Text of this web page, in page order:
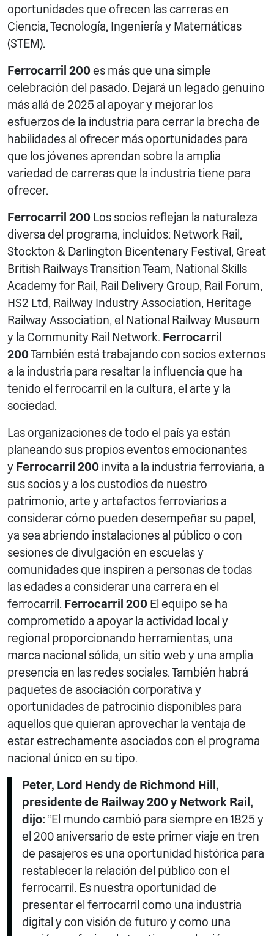
oportunidades que ofrecen las carreras en
Ciencia, Tecnología, Ingeniería y Matemáticas
(STEM).
Ferrocarril 200 es más que una simple
celebración del pasado. Dejará un legado genuino
más allá de 2025 al apoyar y mejorar los
esfuerzos de la industria para cerrar la brecha de
habilidades al ofrecer más oportunidades para
que los jóvenes aprendan sobre la amplia
variedad de carreras que la industria tiene para
ofrecer.
Ferrocarril 200 Los socios reflejan la naturaleza
diversa del programa, incluidos: Network Rail,
Stockton & Darlington Bicentenary Festival, Great
British Railways Transition Team, National Skills
Academy for Rail, Rail Delivery Group, Rail Forum,
HS2 Ltd, Railway Industry Association, Heritage
Railway Association, el National Railway Museum
y la Community Rail Network. Ferrocarril
200También está trabajando con socios externos
a la industria para resaltar la influencia que ha
tenido el ferrocarril en la cultura, el arte y la
sociedad.
Las organizaciones de todo el país ya están
planeando sus propios eventos emocionantes
y Ferrocarril 200 invita a la industria ferroviaria, a
sus socios y a los custodios de nuestro
patrimonio, arte y artefactos ferroviarios a
considerar cómo pueden desempeñar su papel,
ya sea abriendo instalaciones al público o con
sesiones de divulgación en escuelas y
comunidades que inspiren a personas de todas
las edades a considerar una carrera en el
ferrocarril. Ferrocarril 200 El equipo se ha
comprometido a apoyar la actividad local y
regional proporcionando herramientas, una
marca nacional sólida, un sitio web y una amplia
presencia en las redes sociales. También habrá
paquetes de asociación corporativa y
oportunidades de patrocinio disponibles para
aquellos que quieran aprovechar la ventaja de
estar estrechamente asociados con el programa
nacional único en su tipo.
Peter, Lord Hendy de Richmond Hill,
presidente de Railway 200 y Network Rail,
dijo: “El mundo cambió para siempre en 1825 y
el 200 aniversario de este primer viaje en tren
de pasajeros es una oportunidad histórica para
restablecer la relación del público con el
ferrocarril. Es nuestra oportunidad de
presentar el ferrocarril como una industria
digital y con visión de futuro y como una